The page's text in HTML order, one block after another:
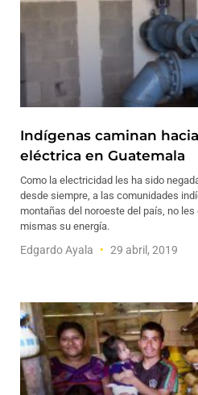
Indígenas caminan
eléctrica en Guatemala
Como la electricidad les ha sido
desde siempre, a las comunidades
montañas del noroeste del país, no
mismas su energía.
Edgardo Ayala 29 abril, 2019